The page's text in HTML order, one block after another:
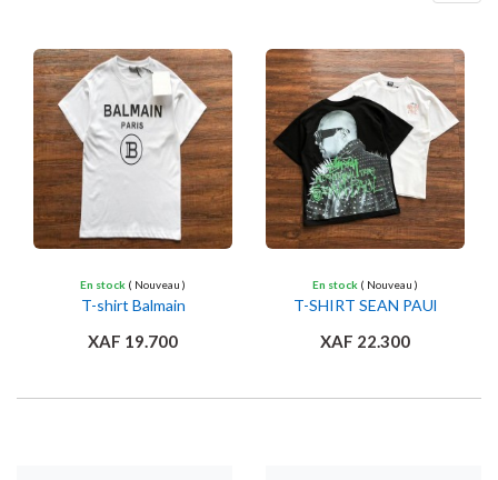
En stock ( Nouveau )
T-shirt Balmain
XAF 19.700
En stock ( Nouveau )
T-SHIRT SEAN PAUl
XAF 22.300